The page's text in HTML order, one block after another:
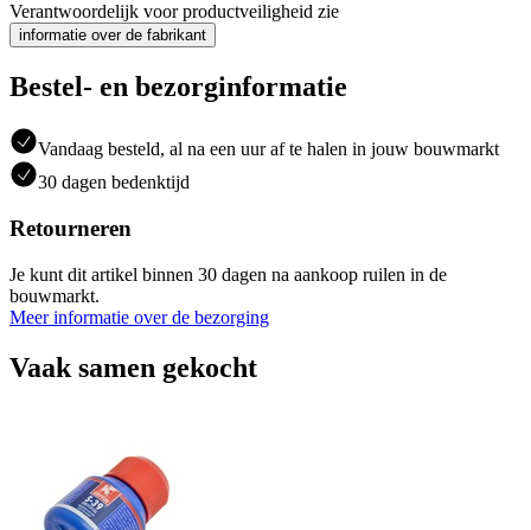
Verantwoordelijk voor productveiligheid zie
informatie over de fabrikant
Bestel- en bezorginformatie
Vandaag besteld, al na een uur af te halen in jouw bouwmarkt
30 dagen bedenktijd
Retourneren
Je kunt dit artikel binnen 30 dagen na aankoop ruilen in de
bouwmarkt.
Meer informatie over de bezorging
Vaak samen gekocht